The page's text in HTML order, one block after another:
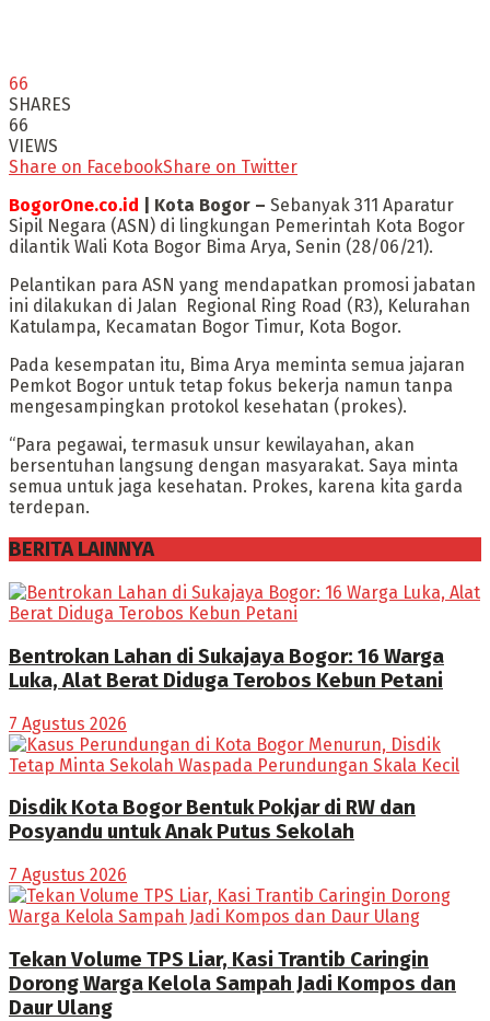
66
SHARES
66
VIEWS
Share on FacebookShare on Twitter
BogorOne.co.id | Kota Bogor – Sebanyak 311 Aparatur
Sipil Negara (ASN) di lingkungan Pemerintah Kota Bogor
dilantik Wali Kota Bogor Bima Arya, Senin (28/06/21).
Pelantikan para ASN yang mendapatkan promosi jabatan
ini dilakukan di Jalan Regional Ring Road (R3), Kelurahan
Katulampa, Kecamatan Bogor Timur, Kota Bogor.
Pada kesempatan itu, Bima Arya meminta semua jajaran
Pemkot Bogor untuk tetap fokus bekerja namun tanpa
mengesampingkan protokol kesehatan (prokes).
“Para pegawai, termasuk unsur kewilayahan, akan
bersentuhan langsung dengan masyarakat. Saya minta
semua untuk jaga kesehatan. Prokes, karena kita garda
terdepan.
BERITA LAINNYA
Bentrokan Lahan di Sukajaya Bogor: 16 Warga
Luka, Alat Berat Diduga Terobos Kebun Petani
7 Agustus 2026
Disdik Kota Bogor Bentuk Pokjar di RW dan
Posyandu untuk Anak Putus Sekolah
7 Agustus 2026
Tekan Volume TPS Liar, Kasi Trantib Caringin
Dorong Warga Kelola Sampah Jadi Kompos dan
Daur Ulang